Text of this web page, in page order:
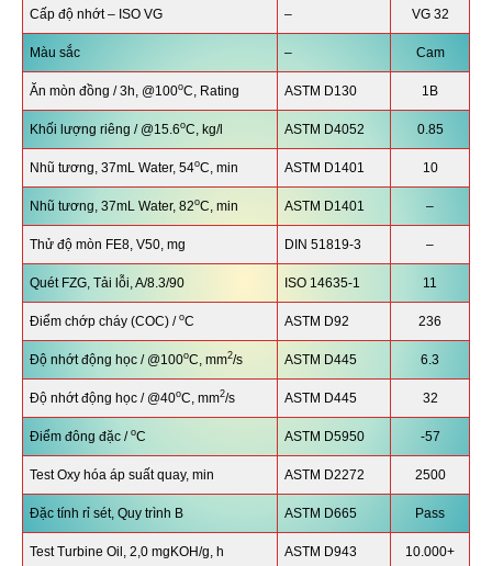
Cấp độ nhớt – ISO VG – VG 32
Màu sắc – Cam
Ăn mòn đồng / 3h, @100oC, Rating ASTM D130 1B
Khối lượng riêng / @15.6oC, kg/l ASTM D4052 0.85
Nhũ tương, 37mL Water, 54oC, min ASTM D1401 10
Nhũ tương, 37mL Water, 82oC, min ASTM D1401 –
Thử độ mòn FE8, V50, mg DIN 51819-3 –
Quét FZG, Tải lỗi, A/8.3/90 ISO 14635-1 11
Điểm chớp cháy (COC) / oC ASTM D92 236
Độ nhớt động học / @100oC, mm2/s ASTM D445 6.3
Độ nhớt động học / @40oC, mm2/s ASTM D445 32
Điểm đông đặc / oC ASTM D5950 -57
Test Oxy hóa áp suất quay, min ASTM D2272 2500
Đặc tính rỉ sét, Quy trình B ASTM D665 Pass
Test Turbine Oil, 2,0 mgKOH/g, h ASTM D943 10.000+